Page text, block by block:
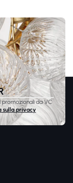
da VC
sulla privacy